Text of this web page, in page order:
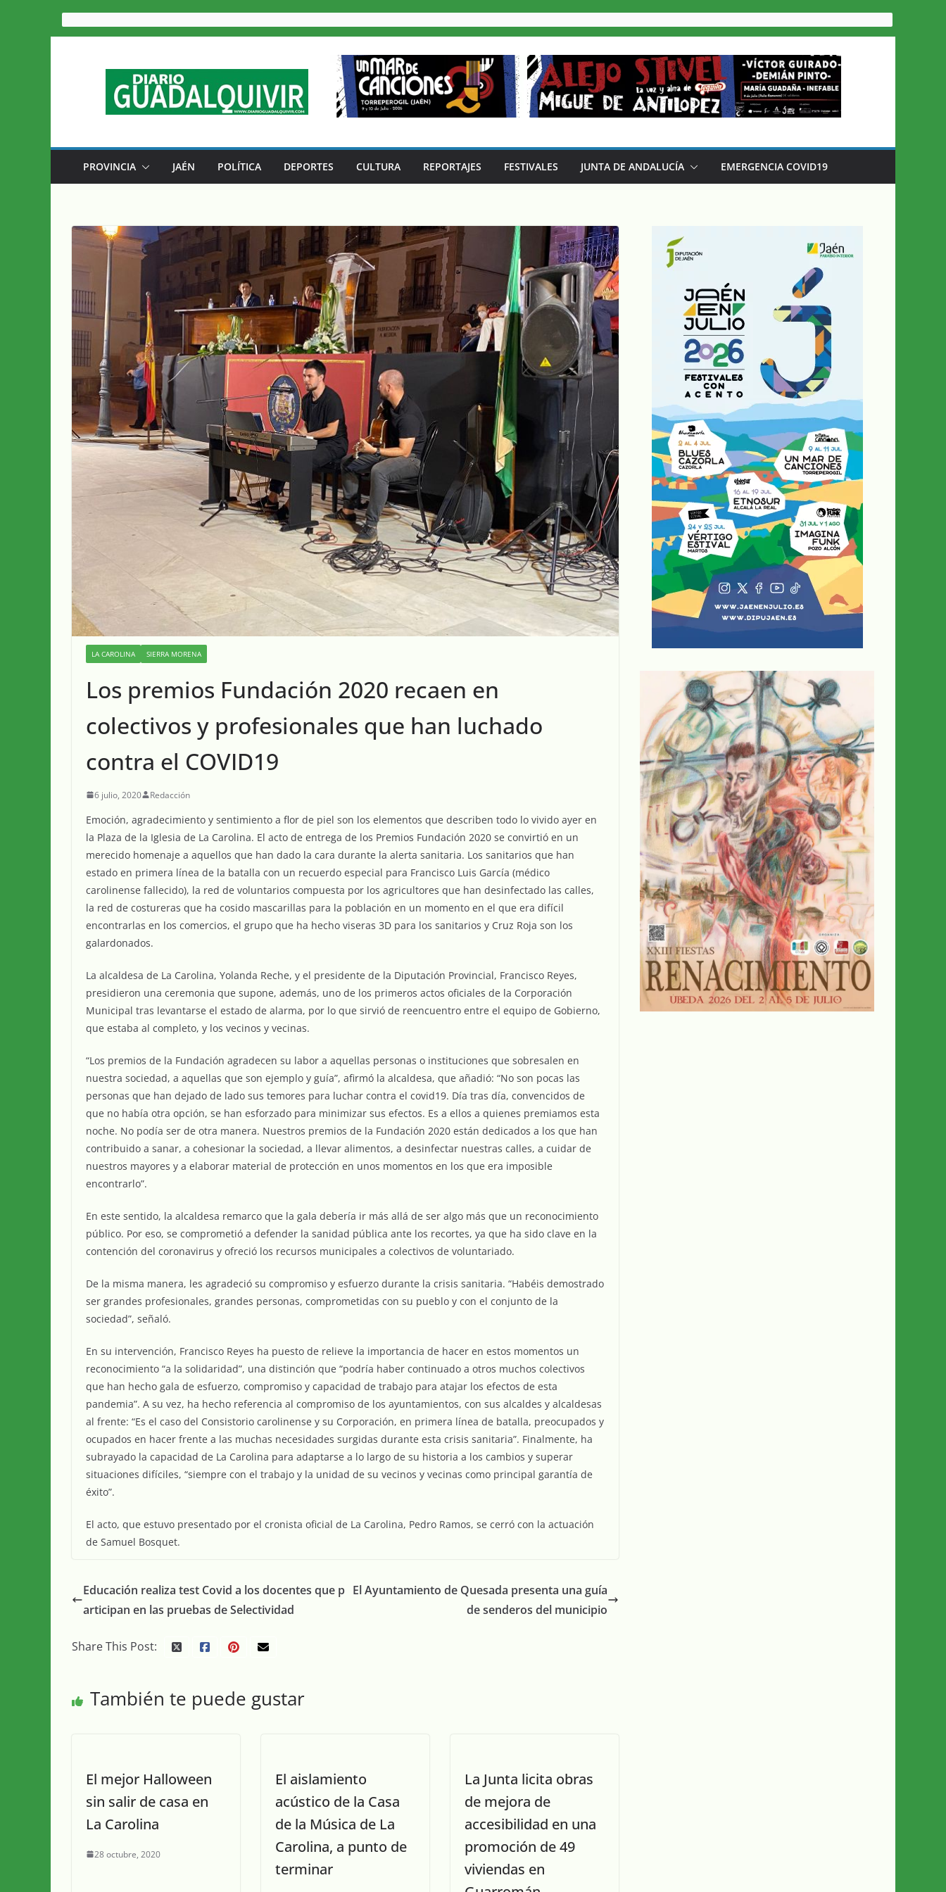
Saltar
al
PROVINCIA JAÉN POLÍTICA DEPORTES CULTURA REPORTAJES FESTIVALES JUNTA DE ANDALUCÍA EMERGENCIA COVID19
LA CAROLINA SIERRA MORENA
Los premios Fundación 2020 recaen en
colectivos y profesionales que han luchado
contra el COVID19
6 julio, 2020 Redacción
Emoción, agradecimiento y sentimiento a flor de piel son los elementos que describen todo lo vivido ayer en
la Plaza de la Iglesia de La Carolina. El acto de entrega de los Premios Fundación 2020 se convirtió en un
merecido homenaje a aquellos que han dado la cara durante la alerta sanitaria. Los sanitarios que han
estado en primera línea de la batalla con un recuerdo especial para Francisco Luis García (médico
carolinense fallecido), la red de voluntarios compuesta por los agricultores que han desinfectado las calles,
la red de costureras que ha cosido mascarillas para la población en un momento en el que era difícil
encontrarlas en los comercios, el grupo que ha hecho viseras 3D para los sanitarios y Cruz Roja son los
galardonados.
La alcaldesa de La Carolina, Yolanda Reche, y el presidente de la Diputación Provincial, Francisco Reyes,
presidieron una ceremonia que supone, además, uno de los primeros actos oficiales de la Corporación
Municipal tras levantarse el estado de alarma, por lo que sirvió de reencuentro entre el equipo de Gobierno,
que estaba al completo, y los vecinos y vecinas.
“Los premios de la Fundación agradecen su labor a aquellas personas o instituciones que sobresalen en
nuestra sociedad, a aquellas que son ejemplo y guía”, afirmó la alcaldesa, que añadió: “No son pocas las
personas que han dejado de lado sus temores para luchar contra el covid19. Día tras día, convencidos de
que no había otra opción, se han esforzado para minimizar sus efectos. Es a ellos a quienes premiamos esta
noche. No podía ser de otra manera. Nuestros premios de la Fundación 2020 están dedicados a los que han
contribuido a sanar, a cohesionar la sociedad, a llevar alimentos, a desinfectar nuestras calles, a cuidar de
nuestros mayores y a elaborar material de protección en unos momentos en los que era imposible
encontrarlo”.
En este sentido, la alcaldesa remarco que la gala debería ir más allá de ser algo más que un reconocimiento
público. Por eso, se comprometió a defender la sanidad pública ante los recortes, ya que ha sido clave en la
contención del coronavirus y ofreció los recursos municipales a colectivos de voluntariado.
De la misma manera, les agradeció su compromiso y esfuerzo durante la crisis sanitaria. “Habéis demostrado
ser grandes profesionales, grandes personas, comprometidas con su pueblo y con el conjunto de la
sociedad”, señaló.
En su intervención, Francisco Reyes ha puesto de relieve la importancia de hacer en estos momentos un
reconocimiento “a la solidaridad”, una distinción que “podría haber continuado a otros muchos colectivos
que han hecho gala de esfuerzo, compromiso y capacidad de trabajo para atajar los efectos de esta
pandemia”. A su vez, ha hecho referencia al compromiso de los ayuntamientos, con sus alcaldes y alcaldesas
al frente: “Es el caso del Consistorio carolinense y su Corporación, en primera línea de batalla, preocupados y
ocupados en hacer frente a las muchas necesidades surgidas durante esta crisis sanitaria”. Finalmente, ha
subrayado la capacidad de La Carolina para adaptarse a lo largo de su historia a los cambios y superar
situaciones difíciles, “siempre con el trabajo y la unidad de su vecinos y vecinas como principal garantía de
éxito”.
El acto, que estuvo presentado por el cronista oficial de La Carolina, Pedro Ramos, se cerró con la actuación
de Samuel Bosquet.
Educación realiza test Covid a los docentes que p
articipan en las pruebas de Selectividad
El Ayuntamiento de Quesada presenta una guía
de senderos del municipio
Share This Post:
También te puede gustar
El mejor Halloween
sin salir de casa en
La Carolina
28 octubre, 2020
El aislamiento
acústico de la Casa
de la Música de La
Carolina, a punto de
terminar
La Junta licita obras
de mejora de
accesibilidad en una
promoción de 49
viviendas en